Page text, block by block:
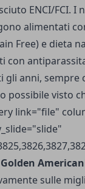
ENCI/FCI. I
alimentati
Free) e dieta
con
gli anni, sempre
possibile visto
link="file"
sulle